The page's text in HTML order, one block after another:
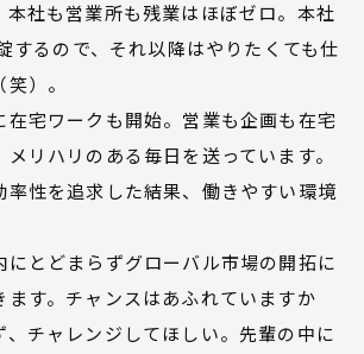
本社も営業所も残業はほぼゼロ。本社
するので、それ以降はやりたくても仕
）。
在宅ワークも開始。営業も企画も在宅
リハリのある毎日を送っています。
率性を追求した結果、働きやすい環境
にとどまらずグローバル市場の開拓に
ます。チャンスはあふれていますか
、チャレンジしてほしい。先輩の中に